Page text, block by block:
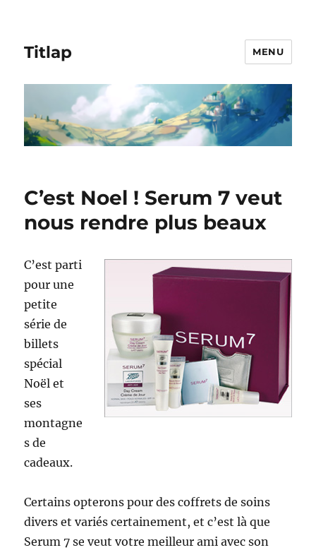
Titlap MENU
C’est Noel ! Serum 7 veut
nous rendre plus beaux
C’est parti
pour une
petite
série de
billets
spécial
Noël et
ses
montagne
s de
cadeaux.
Certains opterons pour des coffrets de soins
divers et variés certainement, et c’est là que
Serum 7 se veut votre meilleur ami avec son